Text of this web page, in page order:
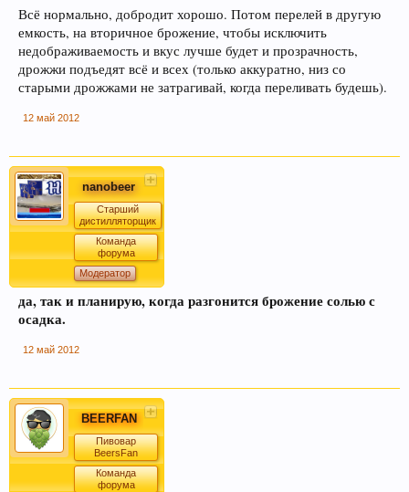
Всё нормально, добродит хорошо. Потом перелей в другую
емкость, на вторичное брожение, чтобы исключить
недображиваемость и вкус лучше будет и прозрачность,
дрожжи подъедят всё и всех (только аккуратно, низ со
старыми дрожжами не затрагивай, когда переливать будешь).
12 май 2012
nanobeer
Старший
дистилляторщик
Команда
форума
Модератор
да, так и планирую, когда разгонится брожение солью с
осадка.
12 май 2012
BEERFAN
Пивовар
BeersFan
Команда
форума